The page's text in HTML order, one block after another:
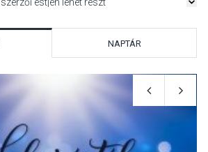
Felhívás a gyermekek
fokozott védelmére a nyári
hőségben
NAPTÁR